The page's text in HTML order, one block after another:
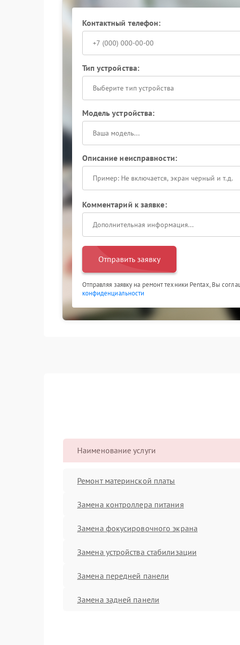
Контактный телефон:
Тип устройства:
Выберите тип устройства
Модель устройства:
Описание неисправности:
Комментарий к заявке:
Отправить заявку
Отправляя заявку на ремонт техники Pentax, Вы
конфиденциальности
Наименование услуги
Ремонт материнской платы
Замена контроллера питания
Замена фокусировочного экрана
Замена устройства стабилизации
Замена передней панели
Замена задней панели